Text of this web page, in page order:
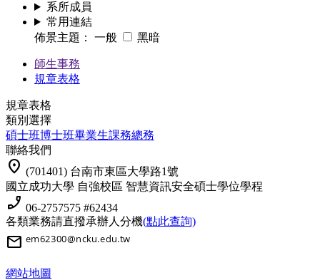
系所成員
常用連結
佈景主題：
一般 黑暗
師生事務
規章表格
規章表格
類別選擇
碩士班博士班畢業生課務總務
聯絡我們
location_on (701401) 台南市東區大學路1號
國立成功大學 自強校區 智慧資訊安全碩士學位學程
phone_enabled 06-2757575 #62434
各類業務請直撥承辦人分機(點此查詢)
mail
網站地圖